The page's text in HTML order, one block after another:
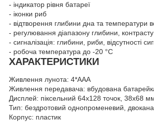
- індикатор рівня батареї
- іконки риб
- відтворення глибини дна та температури
- регулювання діапазону глибини,
- сигналізація: глибини, риби, відсутності
- робоча температура до -20 °C
ХАРАКТЕРИСТИКИ
Живлення лунота: 4*AAA
Живлення передавача: вбудована
Дисплей: піксельний 64x128 точок, 38х68
Тип: бездротовий однопроменевий,
Корпус: пластик